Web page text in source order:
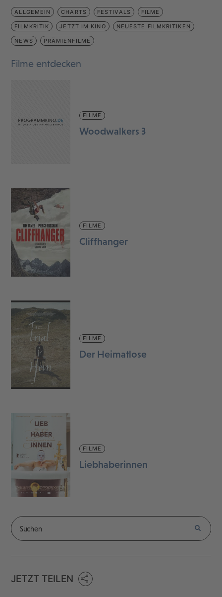
ALLGEMEIN CHARTS FESTIVALS FILME
FILMKRITIK JETZT IM KINO NEUESTE FILMKRITIKEN
NEWS PRÄMIENFILME
Filme entdecken
FILME
Woodwalkers 3
FILME
Cliffhanger
FILME
Der Heimatlose
FILME
Liebhaberinnen
JETZT TEILEN